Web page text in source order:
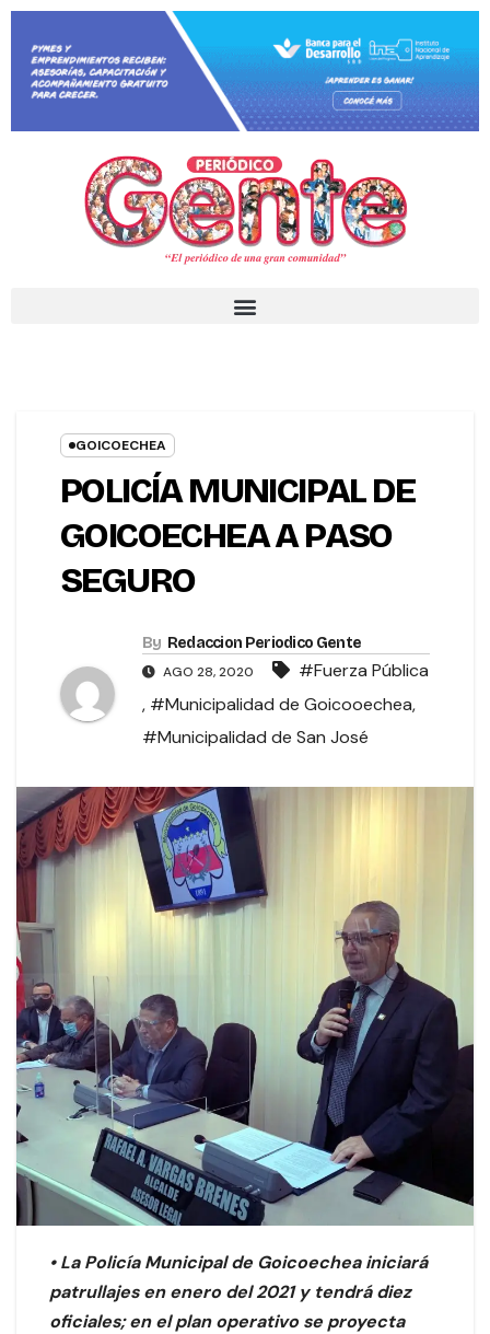
GOICOECHEA
POLICÍA MUNICIPAL DE
GOICOECHEA A PASO
SEGURO
By Redaccion Periodico Gente
AGO 28, 2020
#Fuerza Pública
, #Municipalidad de Goicooechea,
#Municipalidad de San José
• La Policía Municipal de Goicoechea iniciará
patrullajes en enero del 2021 y tendrá diez
oficiales; en el plan operativo se proyecta